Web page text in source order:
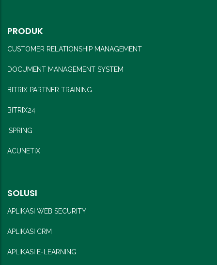
PRODUK
CUSTOMER RELATIONSHIP MANAGEMENT
DOCUMENT MANAGEMENT SYSTEM
BITRIX PARTNER TRAINING
BITRIX24
ISPRING
ACUNETiX
SOLUSI
APLIKASI WEB SECURITY
APLIKASI CRM
APLIKASI E-LEARNING